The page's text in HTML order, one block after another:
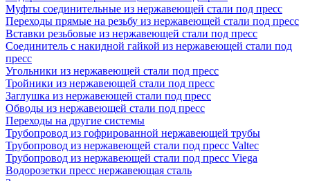
Муфты соединительные из нержавеющей стали под пресс
Переходы прямые на резьбу из нержавеющей стали под пресс
Вставки резьбовые из нержавеющей стали под пресс
Соединитель с накидной гайкой из нержавеющей стали под
пресс
Угольники из нержавеющей стали под пресс
Тройники из нержавеющей стали под пресс
Заглушка из нержавеющей стали под пресс
Обводы из нержавеющей стали под пресс
Переходы на другие системы
Трубопровод из гофрированной нержавеющей трубы
Трубопровод из нержавеющей стали под пресс Valtec
Трубопровод из нержавеющей стали под пресс Viega
Водорозетки пресс нержавеющая сталь